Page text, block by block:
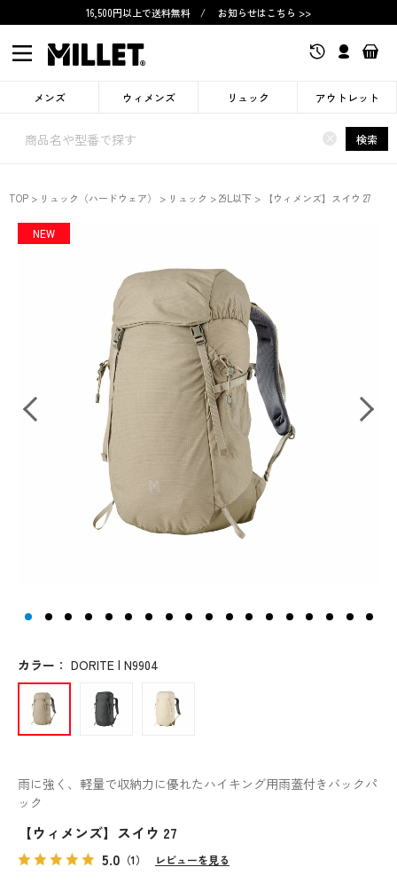
16,500円以上で送料無料 / お知らせはこちら >>
メンズ ウィメンズ リュック アウトレット
× 検索
TOP リュック（ハードウェア） リュック 29L以下 【ウィメンズ】スイウ 27
雨に強く、軽量で収納力に優れたハイキング用雨蓋付きバックパ
ック
【ウィメンズ】スイウ 27
5.0 （1） レビューを見る
NEW
カラー ： DORITE | N9904